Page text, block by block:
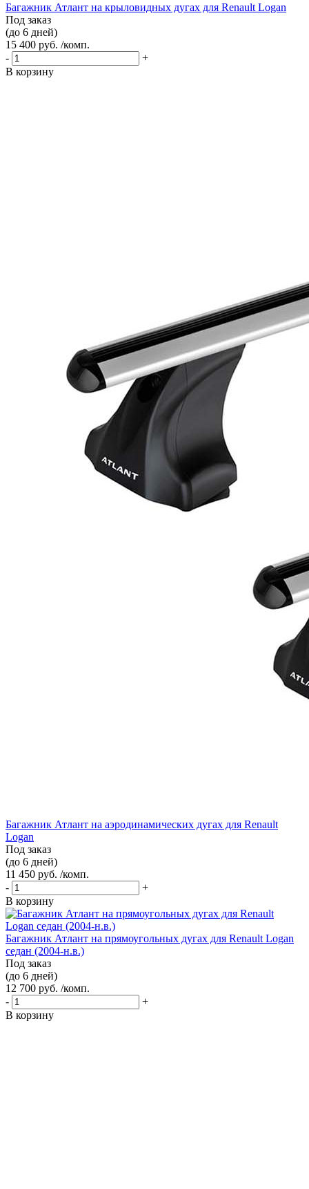
Багажник Атлант на крыловидных дугах для Renault Logan
Под заказ
(до 6 дней)
15 400 руб. /комп.
-
+
В корзину
Багажник Атлант на аэродинамических дугах для Renault
Logan
Под заказ
(до 6 дней)
11 450 руб. /комп.
-
+
В корзину
Багажник Атлант на прямоугольных дугах для Renault Logan
седан (2004-н.в.)
Под заказ
(до 6 дней)
12 700 руб. /комп.
-
+
В корзину